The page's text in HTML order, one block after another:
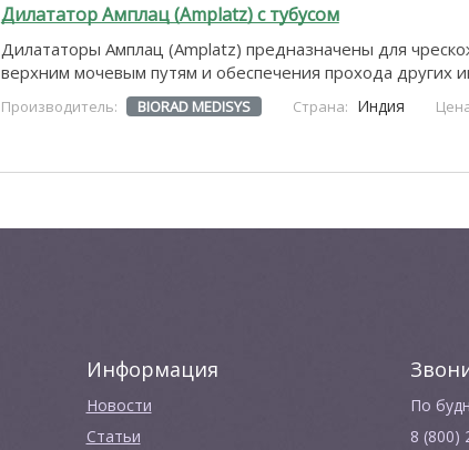
Дилататор Амплац (Amplatz) с тубусом
Дилататоры Амплац (Amplatz) предназначены для
верхним мочевым путям и обеспечения прохода других
Производитель: BIORAD MEDISYS Страна: Индия
Информация
Новости
Cтатьи
По
8 (800)